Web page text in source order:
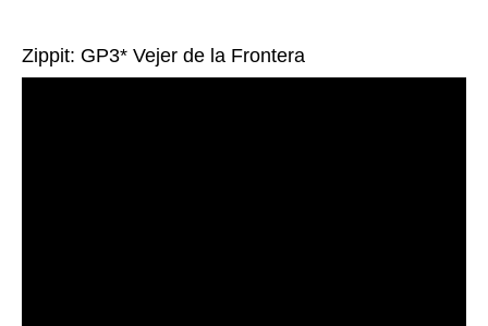
Zippit: GP3* Vejer de la Frontera